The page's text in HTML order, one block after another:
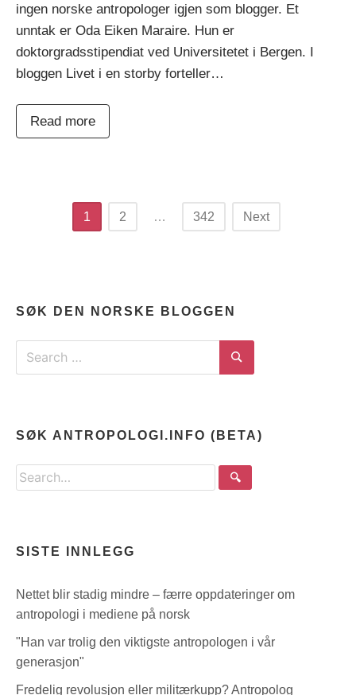
ingen norske antropologer igjen som blogger. Et
unntak er Oda Eiken Maraire. Hun er
doktorgradsstipendiat ved Universitetet i Bergen. I
bloggen Livet i en storby forteller…
Read more
1 2 … 342 Next
SØK DEN NORSKE BLOGGEN
Search
Search
SØK ANTROPOLOGI.INFO (BETA)
Search
the
🔍
SISTE INNLEGG
Nettet blir stadig mindre – færre oppdateringer om
antropologi i mediene på norsk
"Han var trolig den viktigste antropologen i vår
generasjon"
Fredelig revolusjon eller militærkupp? Antropolog